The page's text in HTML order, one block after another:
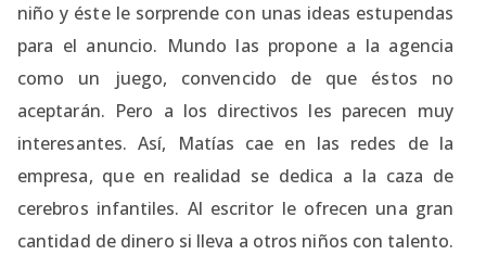
niño y éste le sorprende con unas ideas estupendas
para el anuncio. Mundo las propone a la agencia
como un juego, convencido de que éstos no
aceptarán. Pero a los directivos les parecen muy
interesantes. Así, Matías cae en las redes de la
empresa, que en realidad se dedica a la caza de
cerebros infantiles. Al escritor le ofrecen una gran
cantidad de dinero si lleva a otros niños con talento.